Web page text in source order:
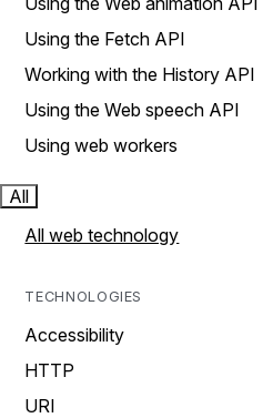
Using the Fetch API
Working with the History API
Using the Web speech API
Using web workers
All
All web technology
TECHNOLOGIES
Accessibility
HTTP
URI